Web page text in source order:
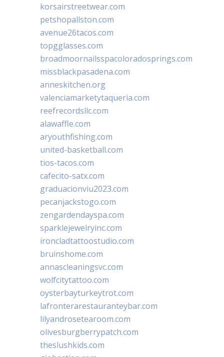
korsairstreetwear.com
petshopallston.com
avenue26tacos.com
topgglasses.com
broadmoornailsspacoloradosprings.com
missblackpasadena.com
anneskitchen.org
valenciamarketytaqueria.com
reefrecordsllc.com
alawaffle.com
aryouthfishing.com
united-basketball.com
tios-tacos.com
cafecito-satx.com
graduacionviu2023.com
pecanjackstogo.com
zengardendayspa.com
sparklejewelryinc.com
ironcladtattoostudio.com
bruinshome.com
annascleaningsvc.com
wolfcitytattoo.com
oysterbayturkeytrot.com
lafronterarestauranteybar.com
lilyandrosetearoom.com
olivesburgberrypatch.com
theslushkids.com